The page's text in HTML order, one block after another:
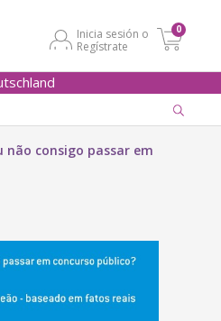
Inicia sesión o
Regístrate
0
não consigo passar em